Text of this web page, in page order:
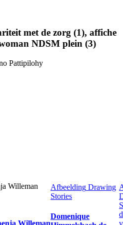
met de zorg (1), affiche
NDSM plein (3)
Pattipilohy
Willeman
Willeman
Afbeelding Drawing
Stories
Domenique